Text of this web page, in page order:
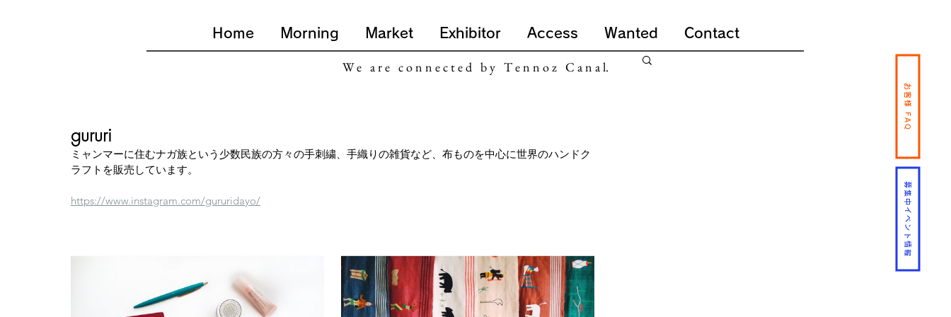
募集中イベント情報
お客様 FAQ
Home Morning Market Exhibitor Access Wanted Contact
gururi
ミャンマーに住むナガ族という少数民族の方々の手刺繍、手織りの雑貨など、布ものを中心に世界のハンドク
ラフトを販売しています。
https://www.instagram.com/gururidayo/
W e a r e c o n n e c t e d b y T e n n o z C a n a l.